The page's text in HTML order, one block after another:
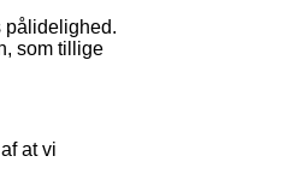
pålidelighed.
som tillige
at vi